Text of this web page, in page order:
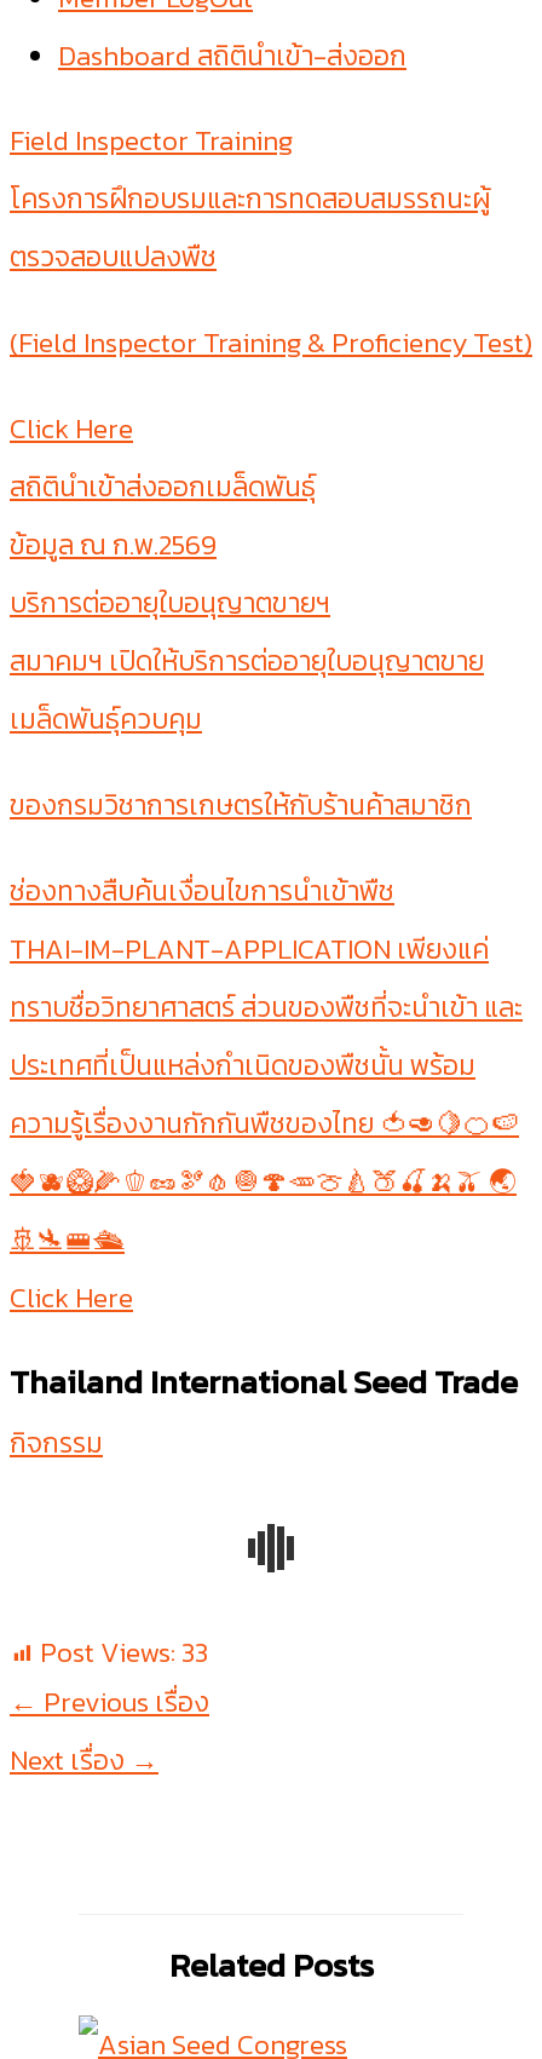
Dashboard สถิตินำเข้า-ส่งออก
Field Inspector Training
โครงการฝึกอบรมและการทดสอบสมรรถนะผู้
ตรวจสอบแปลงพืช
(Field Inspector Training & Proficiency Test)
Click Here
สถิตินำเข้าส่งออกเมล็ดพันธุ์
ข้อมูล ณ ก.พ.2569
บริการต่ออายุใบอนุญาตขายฯ
สมาคมฯ เปิดให้บริการต่ออายุใบอนุญาตขาย
เมล็ดพันธุ์ควบคุม
ของกรมวิชาการเกษตรให้กับร้านค้าสมาชิก
ช่องทางสืบค้นเงื่อนไขการนำเข้าพืช
THAI-IM-PLANT-APPLICATION เพียงแค่
ทราบชื่อวิทยาศาสตร์ ส่วนของพืชที่จะนำเข้า และ
ประเทศที่เป็นแหล่งกำเนิดของพืชนั้น พร้อม
ความรู้เรื่องงานกักกันพืชของไทย 🍅🥑🍋🍊🍉
🍓🫐🥝🌽🫑🥜🫘🧄🧅🍄🥕🍈🍐🍑🍒🍌🫒 🌏
🚢🛬🚝🛳
Click Here
Thailand International Seed Trade
กิจกรรม
Post Views: 33
← Previous เรื่อง
Next เรื่อง →
Related Posts